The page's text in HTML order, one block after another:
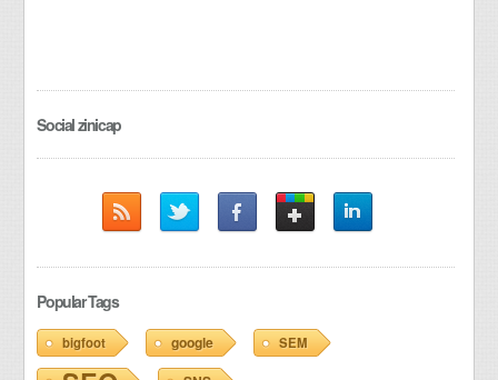
Social zinicap
Popular Tags
bigfoot google SEM